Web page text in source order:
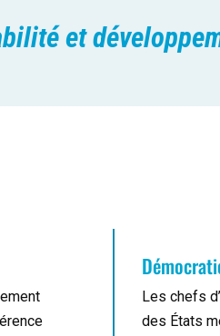
et
Les chefs
des États